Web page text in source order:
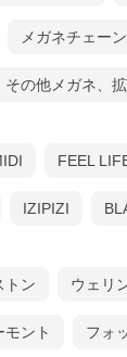
[
メガネチェーン
その他メガネ、
FEEL
IZIPIZI
トン ウェリ
モント フォ